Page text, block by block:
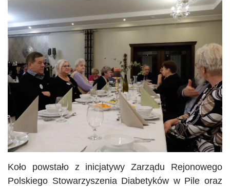
Koło powstało z inicjatywy Zarządu Rejonowego
Polskiego Stowarzyszenia Diabetyków w Pile oraz